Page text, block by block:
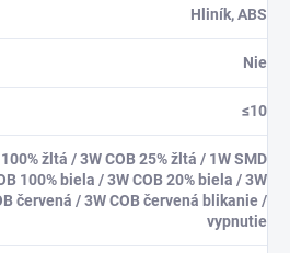
Hliník, ABS
Nie
≤10
žltá / 3W COB 25% žltá / 1W SMD
100% biela / 3W COB 20% biela / 3W
červená / 3W COB červená blikanie /
vypnutie